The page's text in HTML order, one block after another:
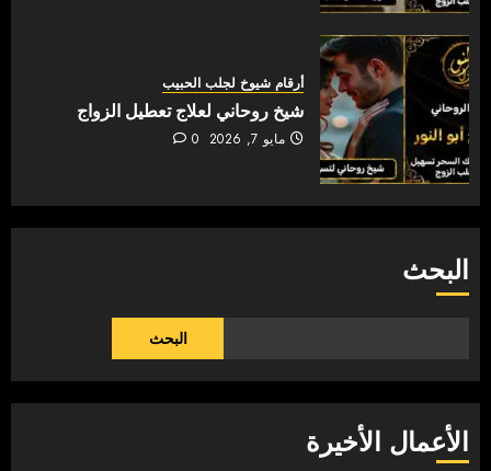
أرقام شيوخ لجلب الحبيب
شيخ روحاني لعلاج تعطيل الزواج
مايو 7, 2026 0
البحث
البحث
الأعمال الأخيرة